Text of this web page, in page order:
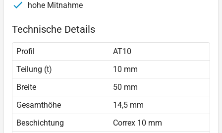
hohe Mitnahme
Technische Details
Profil
AT10
Teilung (t)
10 mm
Breite
50 mm
Gesamthöhe
14,5 mm
Beschichtung
Correx 10 mm